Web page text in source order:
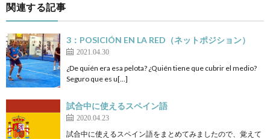
関連する記事
3：POSICIÓN EN LA RED（ネットポジション）
2021.04.30
¿De quién era esa pelota? ¿Quién tiene que cubrir el medio?
Seguro que es u[…]
試合中に使えるスペイン語
2020.04.23
試合中に使えるスペイン語をまとめてみましたので、覚えて